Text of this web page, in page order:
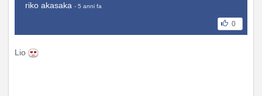
riko akasaka - 5 anni fa
0
Lio